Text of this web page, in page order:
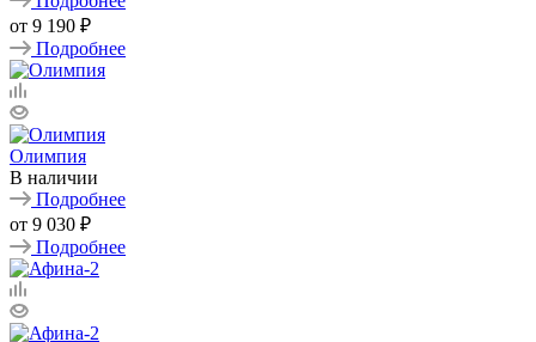
от 9 190 ₽
Подробнее
Олимпия
В наличии
Подробнее
от 9 030 ₽
Подробнее